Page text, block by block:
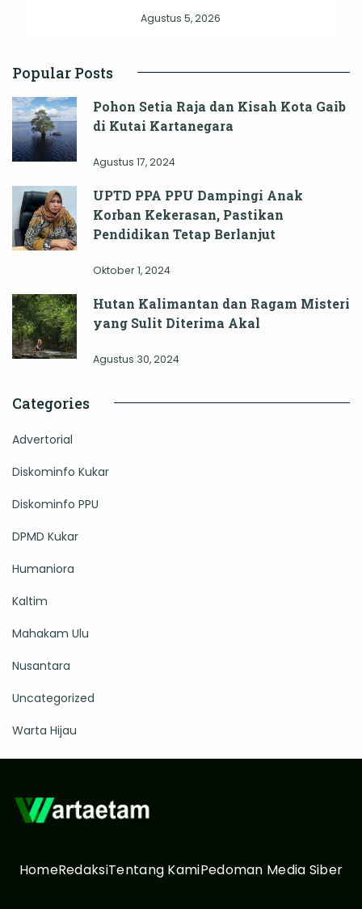
Agustus 5, 2026
Popular Posts
Pohon Setia Raja dan Kisah Kota Gaib
di Kutai Kartanegara
Agustus 17, 2024
UPTD PPA PPU Dampingi Anak
Korban Kekerasan, Pastikan
Pendidikan Tetap Berlanjut
Oktober 1, 2024
Hutan Kalimantan dan Ragam Misteri
yang Sulit Diterima Akal
Agustus 30, 2024
Categories
Advertorial
Diskominfo Kukar
Diskominfo PPU
DPMD Kukar
Humaniora
Kaltim
Mahakam Ulu
Nusantara
Uncategorized
Warta Hijau
HomeRedaksiTentang KamiPedoman Media Siber